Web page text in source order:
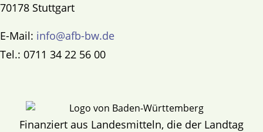
70178 Stuttgart
E-Mail: info@afb-bw.de
Tel.: 0711 34 22 56 00
Finanziert aus Landesmitteln, die der Landtag